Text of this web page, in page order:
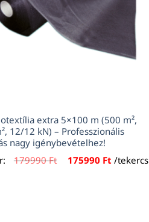
extra 5×100 m (500 m²,
12/12 kN) – Professzionális
nagy igénybevételhez!
179990Ft Original
175990 Ft Current
/tekercs